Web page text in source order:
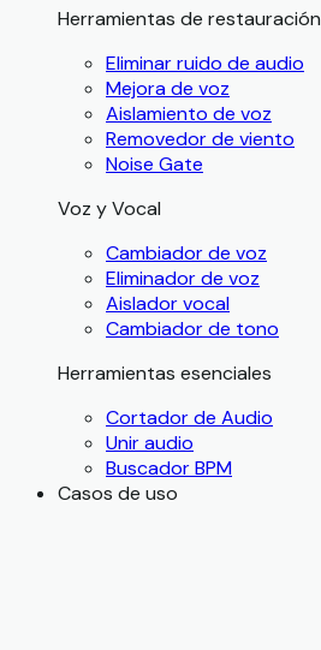
Herramientas de restauración
Eliminar ruido de audio
Mejora de voz
Aislamiento de voz
Removedor de viento
Noise Gate
Voz y Vocal
Cambiador de voz
Eliminador de voz
Aislador vocal
Cambiador de tono
Herramientas esenciales
Cortador de Audio
Unir audio
Buscador BPM
Casos de uso